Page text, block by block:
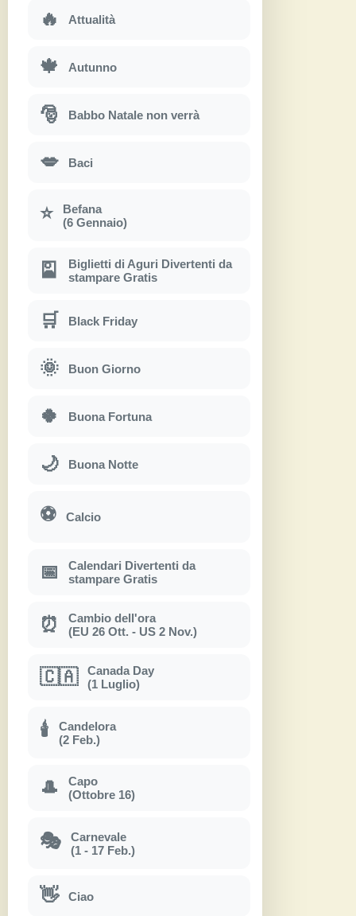
🔥 Attualità
🍁 Autunno
🎅 Babbo Natale non verrà
💋 Baci
⭐
Befana
(6 Gennaio)
🎴
Biglietti di Aguri Divertenti da
stampare Gratis
🛒 Black Friday
🌞 Buon Giorno
🍀 Buona Fortuna
🌙 Buona Notte
⚽ Calcio
📅
Calendari Divertenti da
stampare Gratis
⏰
Cambio dell'ora
(EU 26 Ott. - US 2 Nov.)
🇨🇦
Canada Day
(1 Luglio)
🕯
Candelora
(2 Feb.)
🎩
Capo
(Ottobre 16)
🎭
Carnevale
(1 - 17 Feb.)
👋 Ciao